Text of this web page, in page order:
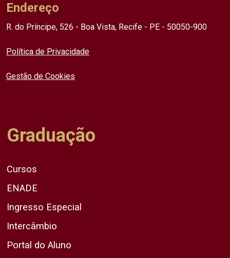
Endereço
R. do Príncipe, 526 - Boa Vista, Recife - PE - 50050-900
Política de Privacidade
Gestão de Cookies
Graduação
Cursos
ENADE
Ingresso Especial
Intercâmbio
Portal do Aluno